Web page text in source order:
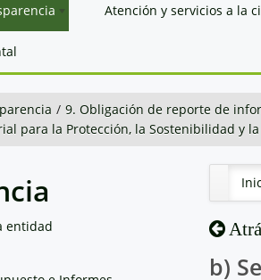
Atención y servicios a la
/ 9. Obligación de reporte de
para la Protección, la Sostenibilidad y la
entidad
b)